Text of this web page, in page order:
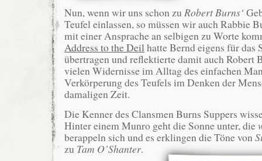
Nun, wenn wir uns schon zu Robert Burns‘
Teufel einlassen, so müssen wir auch Rabbie
mit einer Ansprache an selbigen zu Worte
Address to the Deil hatte Bernd eigens für das
übertragen und reflektierte damit auch Robert
vielen Widernisse im Alltag des einfachen
Verkörperung des Teufels im Denken der
damaligen Zeit.
Die Kenner des Clansmen Burns Suppers
Hinter einem Munro geht die Sonne unter, die
berappeln sich und es erklingen die Töne von
zu Tam O’Shanter.